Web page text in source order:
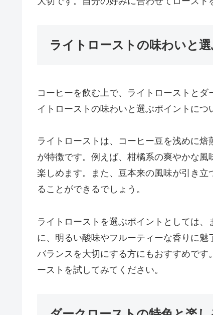
ライトローストの味わいと
コーヒーを飲む上で、ライトローストと
イトローストの味わいと選ぶポイントにつ
ライトローストは、コーヒー豆を浅めに
が特徴です。例えば、柑橘系の爽やかな
楽しめます。また、豆本来の風味が引き
ることができるでしょう。
ライトローストを選ぶポイントとしては
に、明るい酸味やフルーティーな香りに
バランスを大切にする方にもおすすめで
ーストを試してみてください。